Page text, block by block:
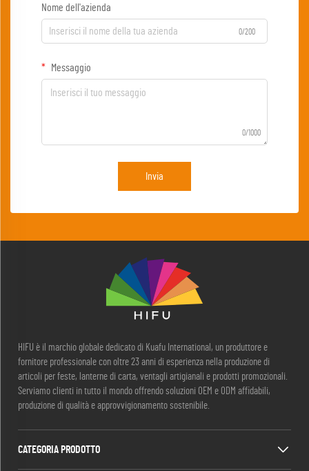
Nome dell'azienda
0/200
Messaggio
0/1000
Invia
HIFU è il marchio globale dedicato di Kuafu International, un produttore e
fornitore professionale con oltre 23 anni di esperienza nella produzione di
articoli per feste, lanterne di carta, ventagli artigianali e prodotti promozionali.
Serviamo clienti in tutto il mondo offrendo soluzioni OEM e ODM affidabili,
produzione di qualità e approvvigionamento sostenibile.
CATEGORIA PRODOTTO